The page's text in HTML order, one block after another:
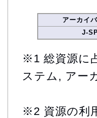
アーカイ
J-
※1 総資源に
ステム, アー
※2 資源の利